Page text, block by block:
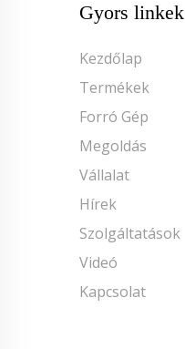
Gyors linkek
Kezdőlap
Termékek
Forró Gép
Megoldás
Vállalat
Hírek
Szolgáltatások
Videó
Kapcsolat